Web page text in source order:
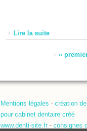
Lire la suite
«
Mentions légales - création
pour cabinet dentaire créé
www.denti-site.fr - consignes